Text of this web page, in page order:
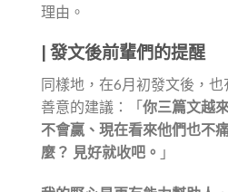
理由。
| 發文後前輩們的提醒
同樣地，在6月初發文後，
善意的建議：「你三篇文越
不會贏、現在看來他們也不
麼？ 見好就收吧。 」